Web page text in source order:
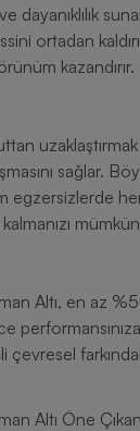
dayanıklılık
ortadan
kazandırır.
sağlar.
egzersizlerde
mümkün
Altı, en az
Altı Öne